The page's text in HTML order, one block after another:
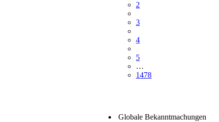
2
3
4
5
…
1478
Globale Bekanntmachungen